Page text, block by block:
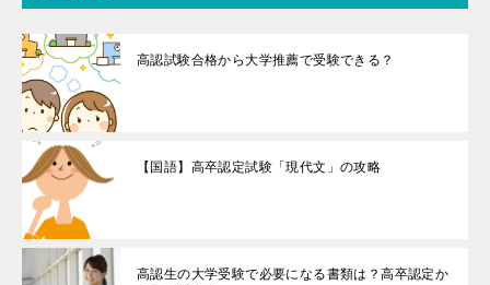
高認試験合格から大学推薦で受験できる？
【国語】高卒認定試験「現代文」の攻略
高認生の大学受験で必要になる書類は？高卒認定か